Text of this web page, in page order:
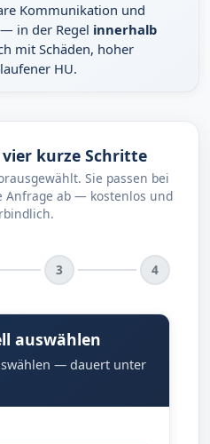
Kommunikation und
in der Regel innerhalb
mit Schäden, hoher
HU.
kurze Schritte
Sie passen bei
Anfrage ab — kostenlos und
3 4
auswählen
— dauert unter